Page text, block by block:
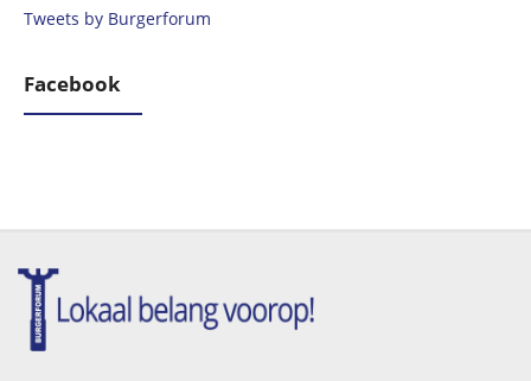
Tweets by Burgerforum
Facebook